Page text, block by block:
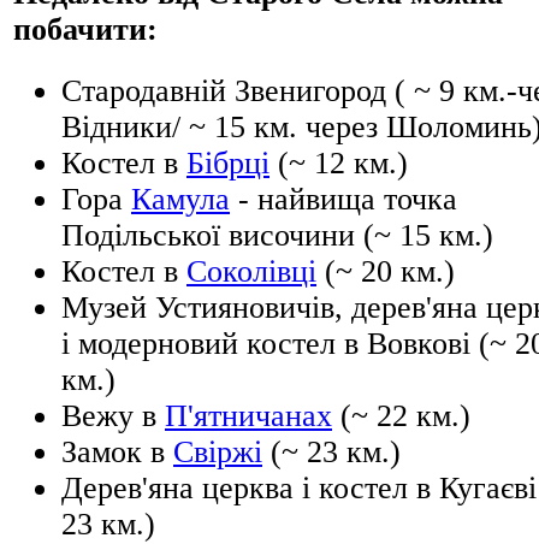
побачити:
Стародавній Звенигород ( ~ 9 км.-
Відники/ ~ 15 км. через
Костел в Бібрці (~ 12 км.)
Гора Камула - найвища точка
Подільської височини (~ 15 км.)
Костел в Соколівці (~ 20 км.)
Музей Устияновичів, дерев'яна
і модерновий костел в Вовкові (~
км.)
Вежу в П'ятничанах (~ 22 км.)
Замок в Свіржі (~ 23 км.)
Дерев'яна церква і костел в
23 км.)